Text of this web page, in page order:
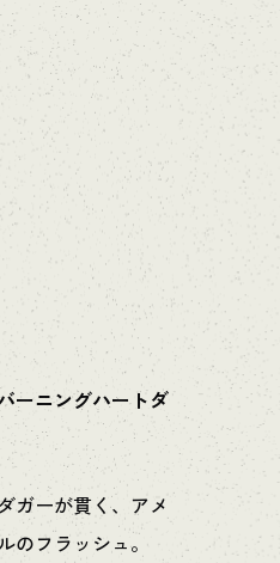
ーニングハートダ
ガーが貫く、アメ
のフラッシュ。